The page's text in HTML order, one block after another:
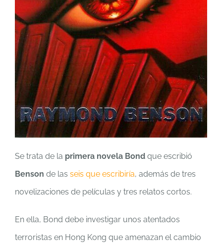
Se trata de la primera novela Bond que escribió
Benson de las seis que escribiría, además de tres
novelizaciones de películas y tres relatos cortos.
En ella, Bond debe investigar unos atentados
terroristas en Hong Kong que amenazan el cambio